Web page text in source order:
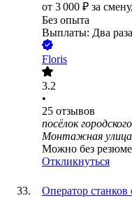
от 3 000 ₽ за смену,
Без опыта
Выплаты: Два
Floris
3.2
•
25 отзывов
посёлок
Монтажная
Можно без резюме
Откликнуться
Оператор